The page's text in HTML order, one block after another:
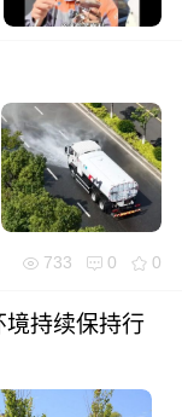
733 0 0
境持续保持行